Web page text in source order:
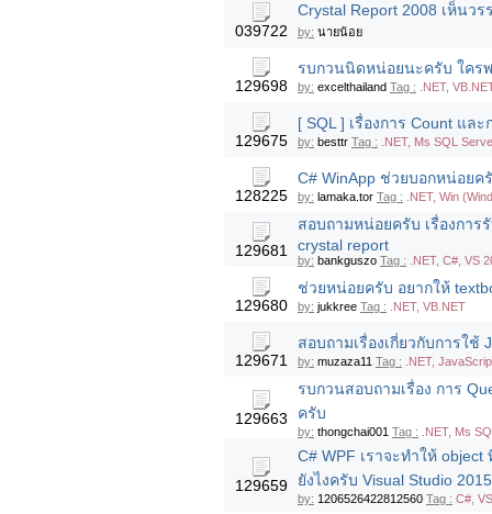
039722
Crystal Report 2008 เห็นว
by: นายน้อย
129698
รบกวนนิดหน่อยนะครับ ใคร
by: excelthailand Tag : .NET,
129675
[ SQL ] เรื่องการ Count แล
by: besttr Tag : .NET, Ms SQL
128225
C# WinApp ช่วยบอกหน่อย
by: lamaka.tor Tag : .NET, Win
129681
สอบถามหน่อยครับ เรื่องการ
crystal report
by: bankguszo Tag : .NET, C#, VS
129680
ช่วยหน่อยครับ อยากให้
by: jukkree Tag : .NET, VB.NET
129671
สอบถามเรื่องเกี่ยวกับการใช้
by: muzaza11 Tag : .NET,
129663
รบกวนสอบถามเรื่อง การ
ครับ
by: thongchai001 Tag : .NET, Ms
129659
C# WPF เราจะทำให้
ยังไงครับ Visual Studio 2015
by: 1206526422812560 Tag : C#,